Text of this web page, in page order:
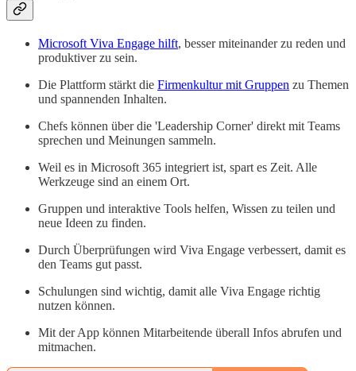
Microsoft Viva Engage hilft, besser miteinander zu reden und
produktiver zu sein.
Die Plattform stärkt die Firmenkultur mit Gruppen zu Themen
und spannenden Inhalten.
Chefs können über die 'Leadership Corner' direkt mit Teams
sprechen und Meinungen sammeln.
Weil es in Microsoft 365 integriert ist, spart es Zeit. Alle
Werkzeuge sind an einem Ort.
Gruppen und interaktive Tools helfen, Wissen zu teilen und
neue Ideen zu finden.
Durch Überprüfungen wird Viva Engage verbessert, damit es
den Teams gut passt.
Schulungen sind wichtig, damit alle Viva Engage richtig
nutzen können.
Mit der App können Mitarbeitende überall Infos abrufen und
mitmachen.